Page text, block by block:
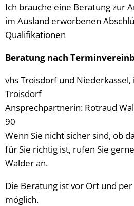
Ich brauche eine Beratung zur
im Ausland erworbenen
Qualifikationen
Beratung nach
vhs Troisdorf und Niederkassel,
Troisdorf
Ansprechpartnerin: Rotraud
90
Wenn Sie nicht sicher sind, ob
für Sie richtig ist, rufen Sie
Walder an.
Die Beratung ist vor Ort und
möglich.